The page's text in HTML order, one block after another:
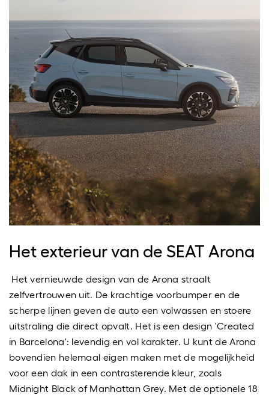
Het exterieur van de SEAT Arona
Het vernieuwde design van de Arona straalt
zelfvertrouwen uit. De krachtige voorbumper en de
scherpe lijnen geven de auto een volwassen en stoere
uitstraling die direct opvalt. Het is een design 'Created
in Barcelona': levendig en vol karakter. U kunt de Arona
bovendien helemaal eigen maken met de mogelijkheid
voor een dak in een contrasterende kleur, zoals
Midnight Black of Manhattan Grey. Met de optionele 18